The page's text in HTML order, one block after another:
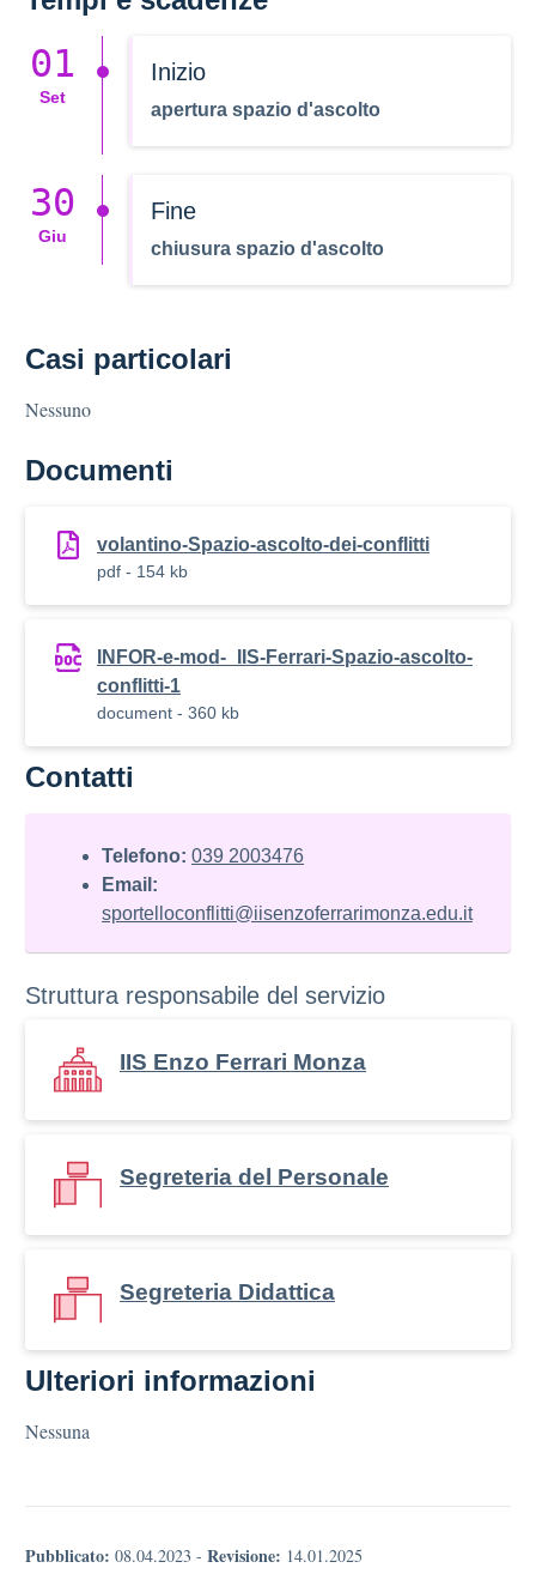
Inizio
apertura spazio d'ascolto
01
Set
Fine
chiusura spazio d'ascolto
30
Giu
Casi particolari
Nessuno
Documenti
volantino-Spazio-ascolto-dei-conflitti
pdf - 154 kb
INFOR-e-mod-_IIS-Ferrari-Spazio-ascolto-
conflitti-1
document - 360 kb
Contatti
Telefono: 039 2003476
Email:
sportelloconflitti@iisenzoferrarimonza.edu.it
Struttura responsabile del servizio
IIS Enzo Ferrari Monza
Segreteria del Personale
Segreteria Didattica
Ulteriori informazioni
Nessuna
Pubblicato: 08.04.2023 - Revisione: 14.01.2025